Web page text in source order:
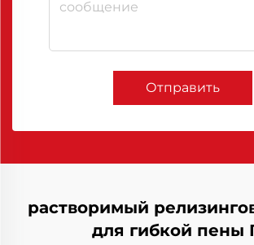
Отправить
растворимый
для гибкой пены